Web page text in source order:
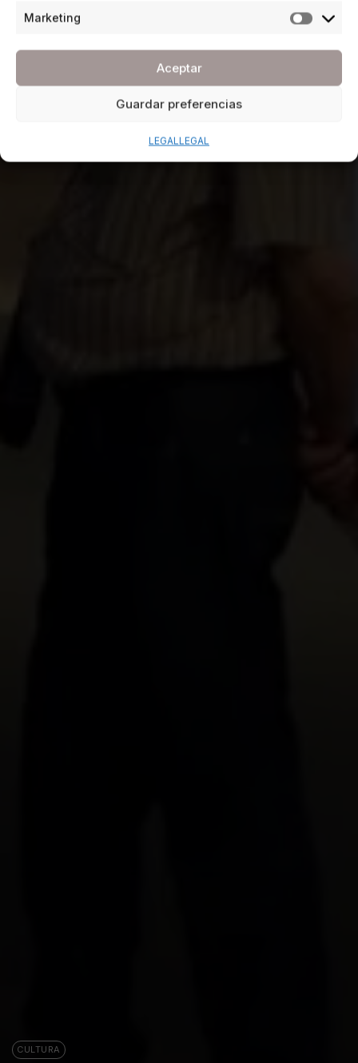
Marketing
Aceptar
Guardar preferencias
LEGALLEGAL
CULTURA